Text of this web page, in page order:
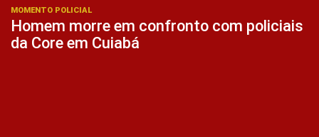
MOMENTO POLICIAL
Homem morre em confronto com policiais
da Core em Cuiabá